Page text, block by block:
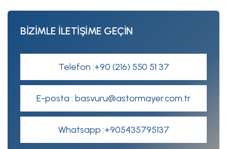
BİZİMLE İLETİŞİME GEÇİN
Telefon :+90 (216) 550 51 37
E-posta : basvuru@astormayer.com.tr
Whatsapp :+905435795137